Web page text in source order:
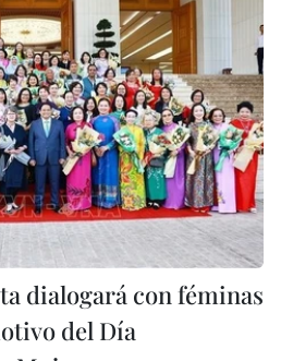
dialogará con féminas
del Día